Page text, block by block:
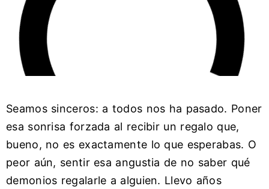
Seamos sinceros: a todos nos ha pasado. Poner
esa sonrisa forzada al recibir un regalo que,
bueno, no es exactamente lo que esperabas. O
peor aún, sentir esa angustia de no saber qué
demonios regalarle a alguien. Llevo años